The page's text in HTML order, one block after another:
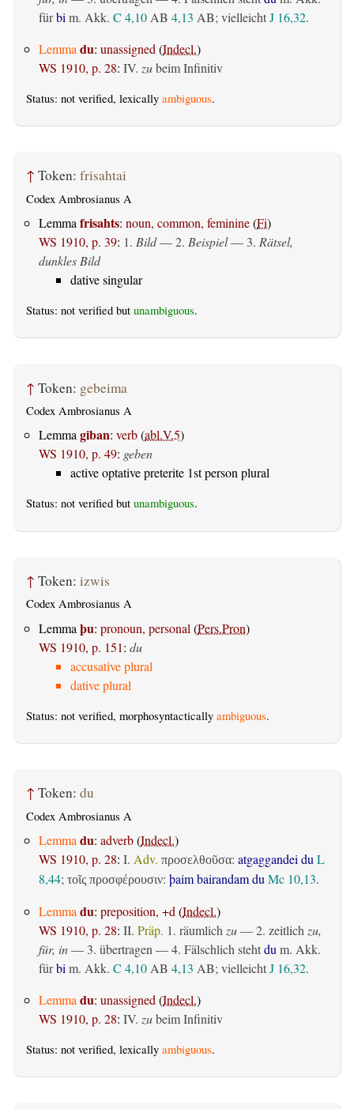
fürbi m. Akk. C 4,10 AB 4,13 AB; vielleichtJ 16,32.
Lemma du: unassigned (Indecl.)
WS 1910, p. 28: IV. zubeim Infinitiv
Status: not verified, lexically ambiguous.
↑ Token: frisahtai
Codex Ambrosianus A
Lemma frisahts: noun, common, feminine(Fi)
WS 1910, p. 39: 1. Bild— 2. Beispiel— 3. Rätsel,
dunkles Bild
dative singular
Status: not verified but unambiguous.
↑ Token: gebeima
Codex Ambrosianus A
Lemmagiban: verb(abl.V.5)
WS 1910, p. 49: geben
active optative preterite 1st person plural
Status: not verified but unambiguous.
↑ Token: izwis
Codex Ambrosianus A
Lemma þu: pronoun, personal (Pers.Pron)
WS 1910, p. 151: du
accusative plural
dative plural
Status: not verified, morphosyntactically ambiguous.
↑ Token: du
Codex Ambrosianus A
Lemma du: adverb(Indecl.)
WS 1910, p. 28: I. Adv. προσελθοῦσα: atgaggandei du L
8,44; τοῖς προσφέρουσιν: þaim bairandam du Mc 10,13.
Lemma du: preposition, +d (Indecl.)
WS 1910, p. 28: II. Präp. 1. räumlich zu— 2. zeitlich zu,
für, in— 3. übertragen — 4. Fälschlich stehtdu m. Akk.
fürbi m. Akk. C 4,10 AB 4,13 AB; vielleichtJ 16,32.
Lemma du: unassigned (Indecl.)
WS 1910, p. 28: IV. zubeim Infinitiv
Status: not verified, lexically ambiguous.